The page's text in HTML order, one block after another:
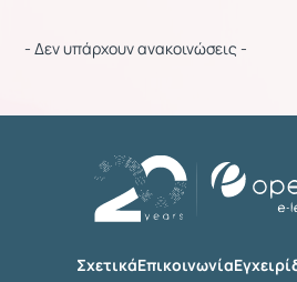
- Δεν υπάρχουν ανακοινώσεις -
ΣχετικάΕπικοινωνία